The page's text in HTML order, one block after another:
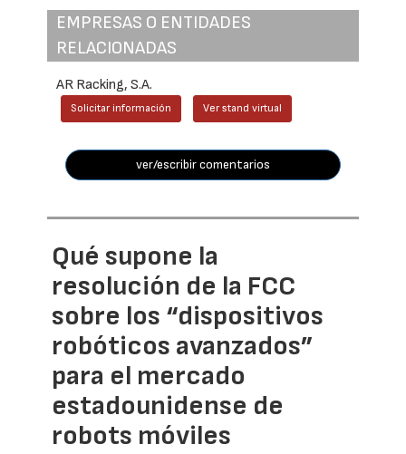
EMPRESAS O ENTIDADES
RELACIONADAS
AR Racking, S.A.
Solicitar información Ver stand virtual
ver/escribir comentarios
Qué supone la
resolución de la FCC
sobre los “dispositivos
robóticos avanzados”
para el mercado
estadounidense de
robots móviles